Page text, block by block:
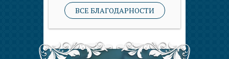
ВСЕ БЛАГОДАРНОСТИ